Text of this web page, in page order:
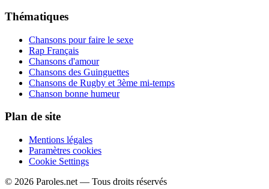
Thématiques
Chansons pour faire le sexe
Rap Français
Chansons d'amour
Chansons des Guinguettes
Chansons de Rugby et 3ème mi-temps
Chanson bonne humeur
Plan de site
Mentions légales
Paramètres cookies
Cookie Settings
© 2026 Paroles.net — Tous droits réservés